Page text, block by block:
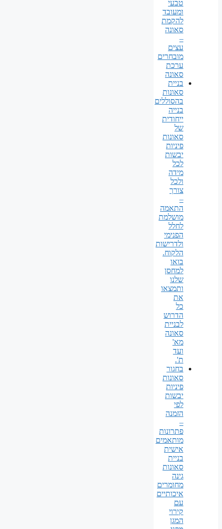
טבעי
ומעובד
להקמת
סאונה
–
עצים
מובחרים
ערכת
סאונה
בניית
סאונות
בהסוללים
בנייה
ייחודית
של
סאונות
פיניות
יבשות
לכל
מידה
ולכל
צורך
–
התאמה
מושלמת
לחלל
הפנימי
ולדרישות
הלקוח.
בואו
למחסן
שלנו
ותמצאו
את
כל
הדרוש
לבניית
סאונה
מא'
ועד
ת'.
בחגור
סאונות
פיניות
יבשות
לפי
הזמנה
–
פתרונות
מותאמים
אישית
בניית
סאונות
גינה
מחומרים
איכותיים
עם
קירוי
המגן